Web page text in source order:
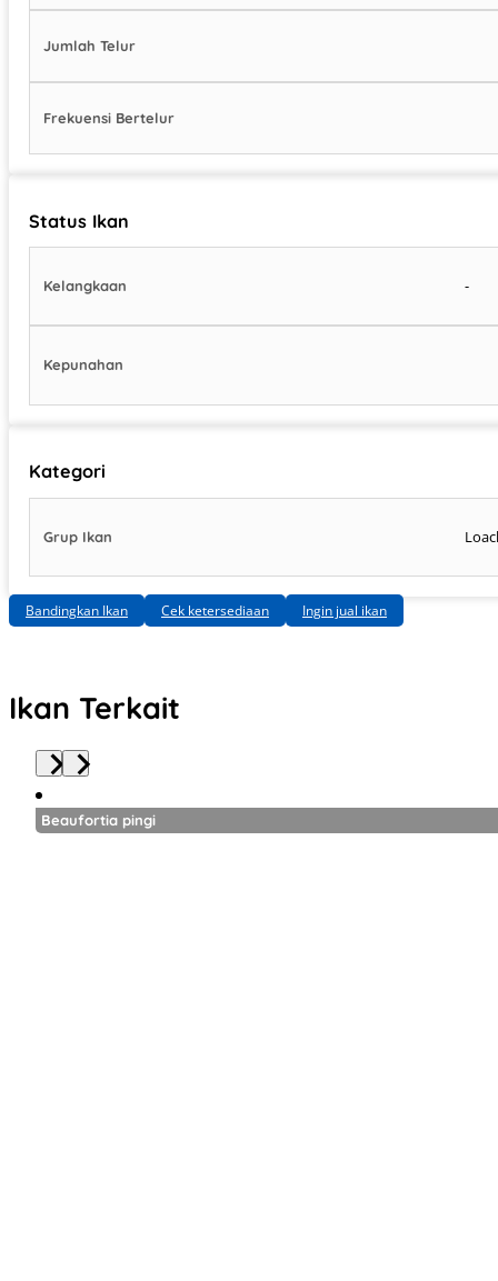
Jumlah Telur
Frekuensi Bertelur
Status Ikan
Kelangkaan -
Kepunahan
Kategori
Grup Ikan
Bandingkan Ikan Cek ketersediaan Ingin jual ikan
Ikan Terkait
Beaufortia pingi